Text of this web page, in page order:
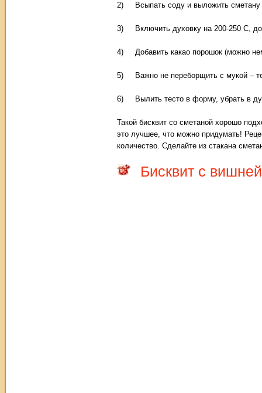
2) Всыпать соду и выложить сметану
3) Включить духовку на 200-250 С,
4) Добавить какао порошок (можно
5) Важно не переборщить с мукой –
6) Вылить тесто в форму, убрать в
Такой бисквит со сметаной хорошо
это лучшее, что можно придумать!
количество. Сделайте из стакана
Бисквит с вишней